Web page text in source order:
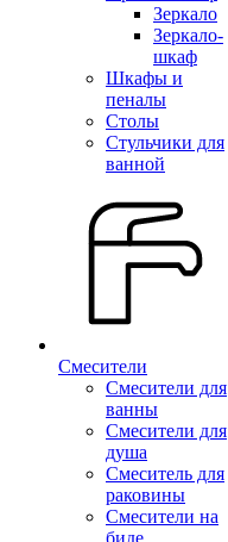
Зеркало
Зеркало-
шкаф
Шкафы и
пеналы
Столы
Стульчики для
ванной
Смесители
Смесители для
ванны
Смесители для
душа
Смеситель для
раковины
Смесители на
биде